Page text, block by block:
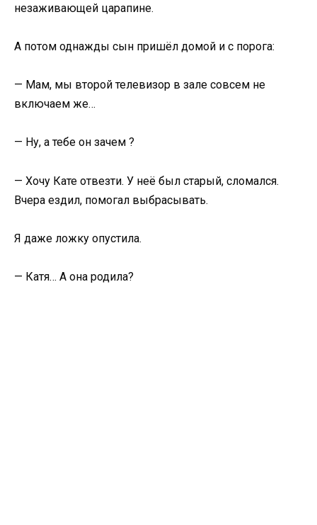
незаживающей царапине.
А потом однажды сын пришёл домой и с порога:
— Мам, мы второй телевизор в зале совсем не
включаем же…
— Ну, а тебе он зачем ?
— Хочу Кате отвезти. У неё был старый, сломался.
Вчера ездил, помогал выбрасывать.
Я даже ложку опустила.
— Катя… А она родила?